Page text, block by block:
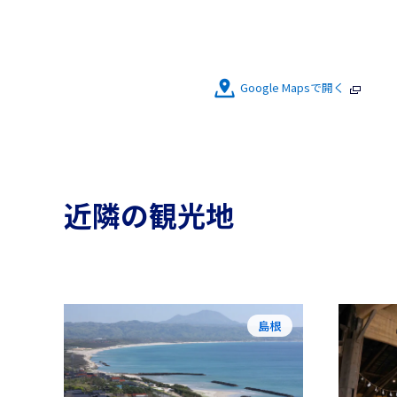
Google Mapsで開く
近隣の観光地
島根